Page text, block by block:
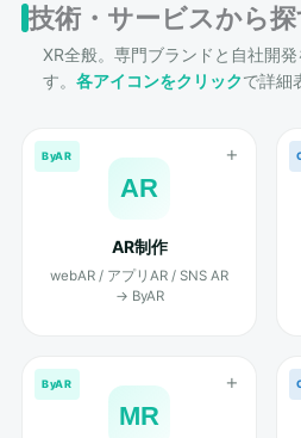
技術・サービスから
XR全般。専門ブランドと自社開
す。 各アイコンをクリックで詳細
ByAR
AR
AR制作
webAR / アプリAR / SNS AR
→ ByAR
ByAR
MR